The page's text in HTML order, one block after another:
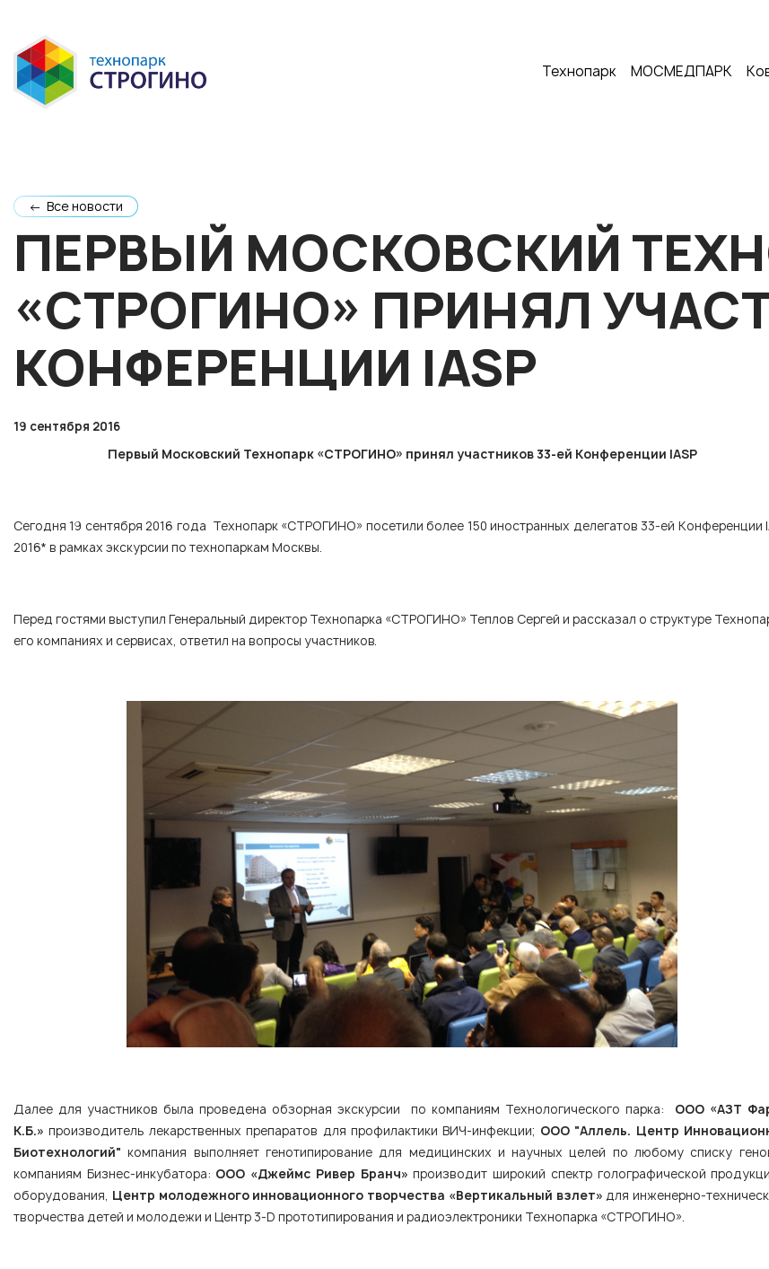
Технопарк МОСМЕДПАРК
← Все новости
ПЕРВЫЙ МОСКОВСКИЙ
«СТРОГИНО» ПРИНЯЛ
КОНФЕРЕНЦИИ IASP
19 сентября 2016
Первый Московский Технопарк «СТРОГИНО» принял участников 33-ей Конференции IASP
Сегодня 19 сентября 2016 года Технопарк «СТРОГИНО» посетили более 150 иностранных делегатов 33-ей Конференции
2016* в рамках экскурсии по технопаркам Москвы.
Перед гостями выступил Генеральный директор Технопарка «СТРОГИНО» Теплов Сергей и рассказал о структуре
его компаниях и сервисах, ответил на вопросы участников.
Далее для участников была проведена обзорная экскурсии по компаниям Технологического парка: ООО «АЗТ
К.Б.» производитель лекарственных препаратов для профилактики ВИЧ-инфекции; ООО "Аллель. Центр
Биотехнологий" компания выполняет генотипирование для медицинских и научных целей по любому списку
компаниям Бизнес-инкубатора: ООО «Джеймс Ривер Бранч» производит широкий спектр голографической
оборудования, Центр молодежного инновационного творчества «Вертикальный взлет» для инженерно-
творчества детей и молодежи и Центр 3-D прототипирования и радиоэлектроники Технопарка «СТРОГИНО».